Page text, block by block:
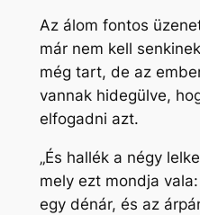
Az álom fontos
már nem kell
még tart, de az
vannak hidegülve,
elfogadni azt.
„És hallék a négy
mely ezt mondja
egy dénár, és az